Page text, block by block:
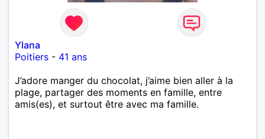
Ylana
Poitiers - 41 ans
J’adore manger du chocolat, j’aime bien aller à la
plage, partager des moments en famille, entre
amis(es), et surtout être avec ma famille.